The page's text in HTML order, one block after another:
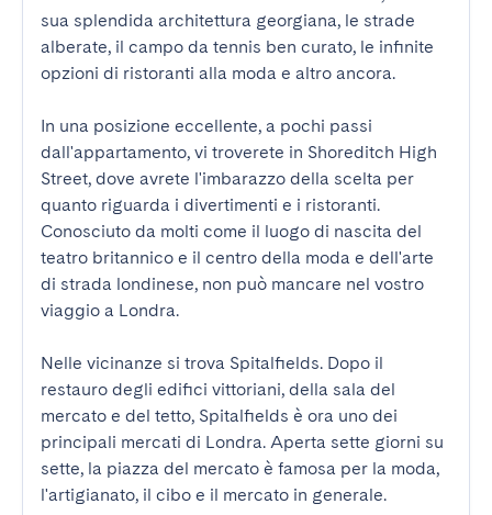
sua splendida architettura georgiana, le strade
alberate, il campo da tennis ben curato, le infinite
opzioni di ristoranti alla moda e altro ancora.
In una posizione eccellente, a pochi passi
dall'appartamento, vi troverete in Shoreditch High
Street, dove avrete l'imbarazzo della scelta per
quanto riguarda i divertimenti e i ristoranti.
Conosciuto da molti come il luogo di nascita del
teatro britannico e il centro della moda e dell'arte
di strada londinese, non può mancare nel vostro
viaggio a Londra.
Nelle vicinanze si trova Spitalfields. Dopo il
restauro degli edifici vittoriani, della sala del
mercato e del tetto, Spitalfields è ora uno dei
principali mercati di Londra. Aperta sette giorni su
sette, la piazza del mercato è famosa per la moda,
l'artigianato, il cibo e il mercato in generale.